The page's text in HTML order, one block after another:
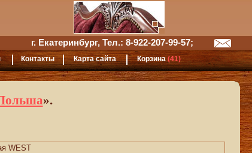
г. Екатеринбург, Тел.: 8-922-207-99-57;
Контакты Карта сайта Корзина (41)
».
WEST